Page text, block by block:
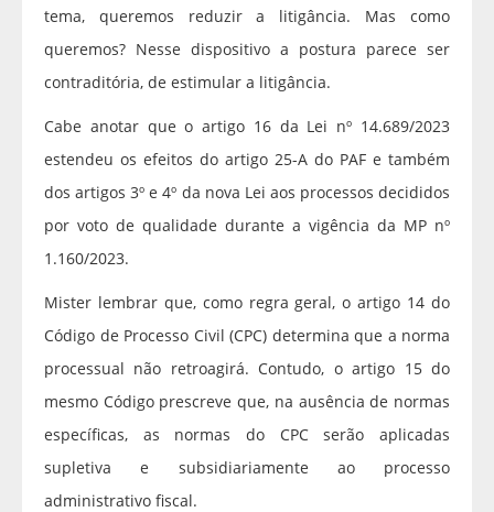
tema, queremos reduzir a litigância. Mas como
queremos? Nesse dispositivo a postura parece ser
contraditória, de estimular a litigância.
Cabe anotar que o artigo 16 da Lei nº 14.689/2023
estendeu os efeitos do artigo 25-A do PAF e também
dos artigos 3º e 4º da nova Lei aos processos decididos
por voto de qualidade durante a vigência da MP nº
1.160/2023.
Mister lembrar que, como regra geral, o artigo 14 do
Código de Processo Civil (CPC) determina que a norma
processual não retroagirá. Contudo, o artigo 15 do
mesmo Código prescreve que, na ausência de normas
específicas, as normas do CPC serão aplicadas
supletiva e subsidiariamente ao processo
administrativo fiscal.